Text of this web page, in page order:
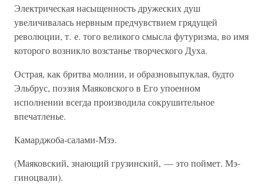
Электрическая насыщенность дружеских душ
увеличивалась нервным предчувствием грядущей
революции, т. е. того великого смысла футуризма, во имя
которого возникло возстанье творческого Духа.
Острая, как бритва молнии, и образновыпуклая, будто
Эльбрус, поэзия Маяковского в Его упоенном
исполнении всегда производила сокрушительное
впечатленье.
Камарджоба-салами-Мзэ.
(Маяковский, знающий грузинский, — это поймет. Мэ-
гиноцвали).